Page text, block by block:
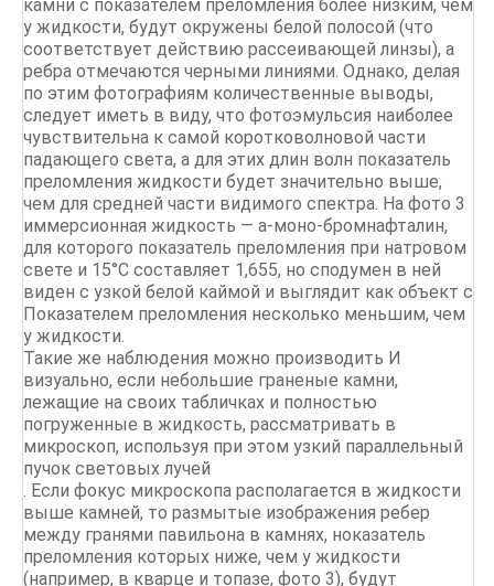
камни с показателем преломления более низким, чем
у жидкости, будут окружены белой полосой (что
соответствует действию рассеивающей линзы), а
ребра отмечаются черными линиями. Однако, делая
по этим фотографиям количественные выводы,
следует иметь в виду, что фотоэмульсия наиболее
чувствительна к самой коротковолновой части
падающего света, а для этих длин волн показатель
преломления жидкости будет значительно выше,
чем для средней части видимого спектра. На фото 3
иммерсионная жидкость — а-моно-бромнафталин,
для которого показатель преломления при натровом
свете и 15°С составляет 1,655, но сподумен в ней
виден с узкой белой каймой и выглядит как объект с
Показателем преломления несколько меньшим, чем
у жидкости.
Такие же наблюдения можно производить И
визуально, если небольшие граненые камни,
лежащие на своих табличках и полностью
погруженные в жидкость, рассматривать в
микроскоп, используя при этом узкий параллельный
пучок световых лучей
. Если фокус микроскопа располагается в жидкости
выше камней, то размытые изображения ребер
между гранями павильона в камнях, ноказатель
преломления которых ниже, чем у жидкости
(например, в кварце и топазе, фото 3), будут